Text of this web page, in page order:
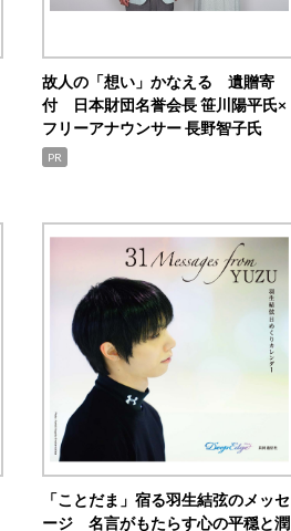
故人の「想い」かなえる 遺贈寄
付 日本財団名誉会長 笹川陽平氏×
フリーアナウンサー 長野智子氏
PR
「ことだま」宿る羽生結弦のメッセ
ージ 名言がもたらす心の平穏と潤